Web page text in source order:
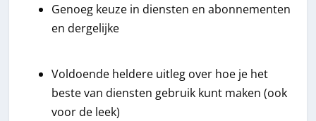
Genoeg keuze in diensten en abonnementen
en dergelijke
Voldoende heldere uitleg over hoe je het
beste van diensten gebruik kunt maken (ook
voor de leek)